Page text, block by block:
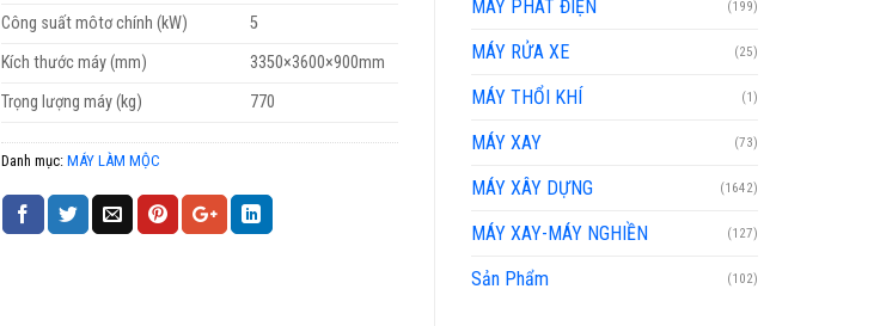
MÁY PHÁT ĐIỆN (199)
MÁY RỬA XE (25)
MÁY THỔI KHÍ (1)
MÁY XAY (73)
MÁY XÂY DỰNG (1642)
MÁY XAY-MÁY NGHIỀN (127)
Sản Phẩm (102)
Công suất môtơ chính (kW)
5
Kích thước máy (mm)
3350×3600×900mm
Trọng lượng máy (kg)
770
Danh mục: MÁY LÀM MỘC